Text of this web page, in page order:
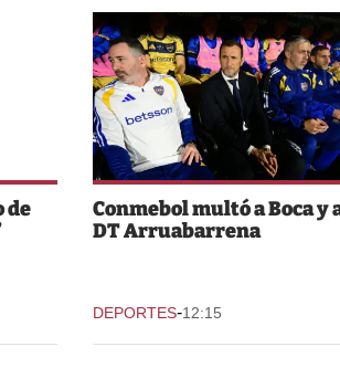
de
Conmebol multó a Boca y
DT Arruabarrena
DEPORTES-12:15